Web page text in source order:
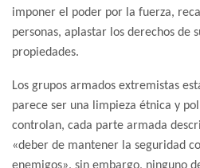
imponer el poder por la fuerza,
personas, aplastar los derechos de
propiedades.
Los grupos armados extremistas
parece ser una limpieza étnica y
controlan, cada parte armada
«deber de mantener la seguridad